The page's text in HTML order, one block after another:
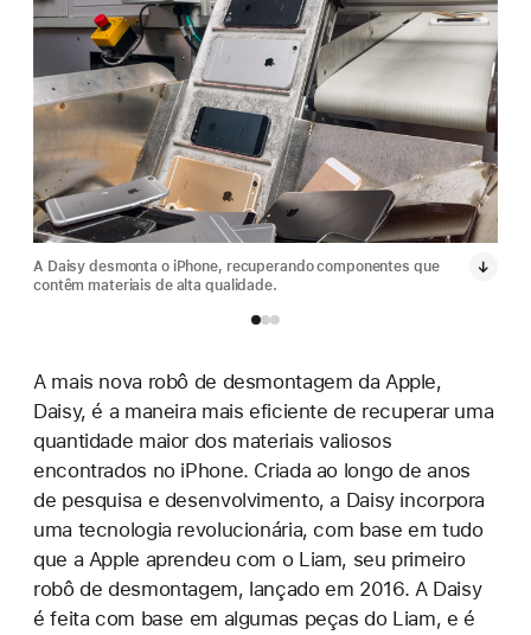
A Daisy desmonta o iPhone, recuperando componentes que
contêm materiais de alta qualidade.
A mais nova robô de desmontagem da Apple,
Daisy, é a maneira mais eficiente de recuperar uma
quantidade maior dos materiais valiosos
encontrados no iPhone. Criada ao longo de anos
de pesquisa e desenvolvimento, a Daisy incorpora
uma tecnologia revolucionária, com base em tudo
que a Apple aprendeu com o Liam, seu primeiro
robô de desmontagem, lançado em 2016. A Daisy
é feita com base em algumas peças do Liam, e é